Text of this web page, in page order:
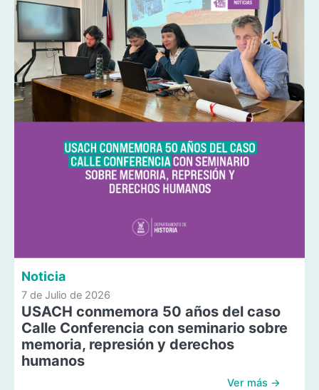
Noticia
7 de Julio de 2026
USACH conmemora 50 años del caso
Calle Conferencia con seminario sobre
memoria, represión y derechos
humanos
Ver más →